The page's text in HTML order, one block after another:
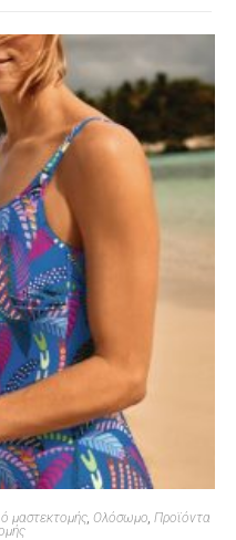
μαστεκτομής, Ολόσωμο Προϊόντα